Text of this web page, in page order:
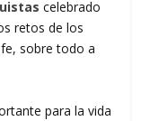
celebrado
retos de los
sobre todo a
para la vida